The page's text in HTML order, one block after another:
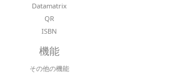
Datamatrix
QR
ISBN
機能
その他の機能